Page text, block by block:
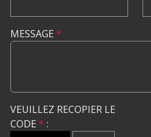
MESSAGE *
VEUILLEZ RECOPIER LE
CODE * :